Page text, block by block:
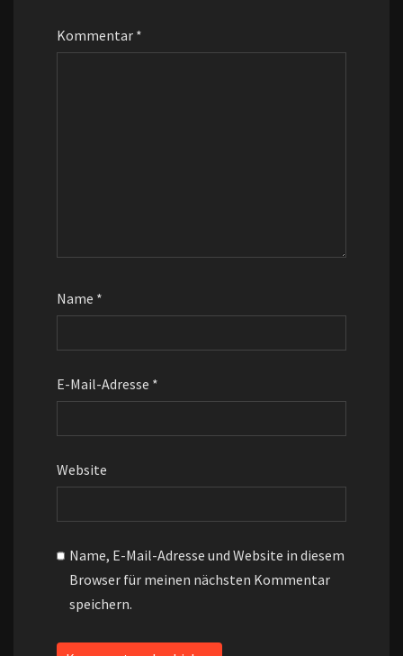
Kommentar *
Name *
E-Mail-Adresse *
Website
Name, E-Mail-Adresse und Website in diesem
Browser für meinen nächsten Kommentar
speichern.